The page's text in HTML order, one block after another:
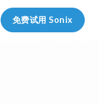
免费试用 Sonix